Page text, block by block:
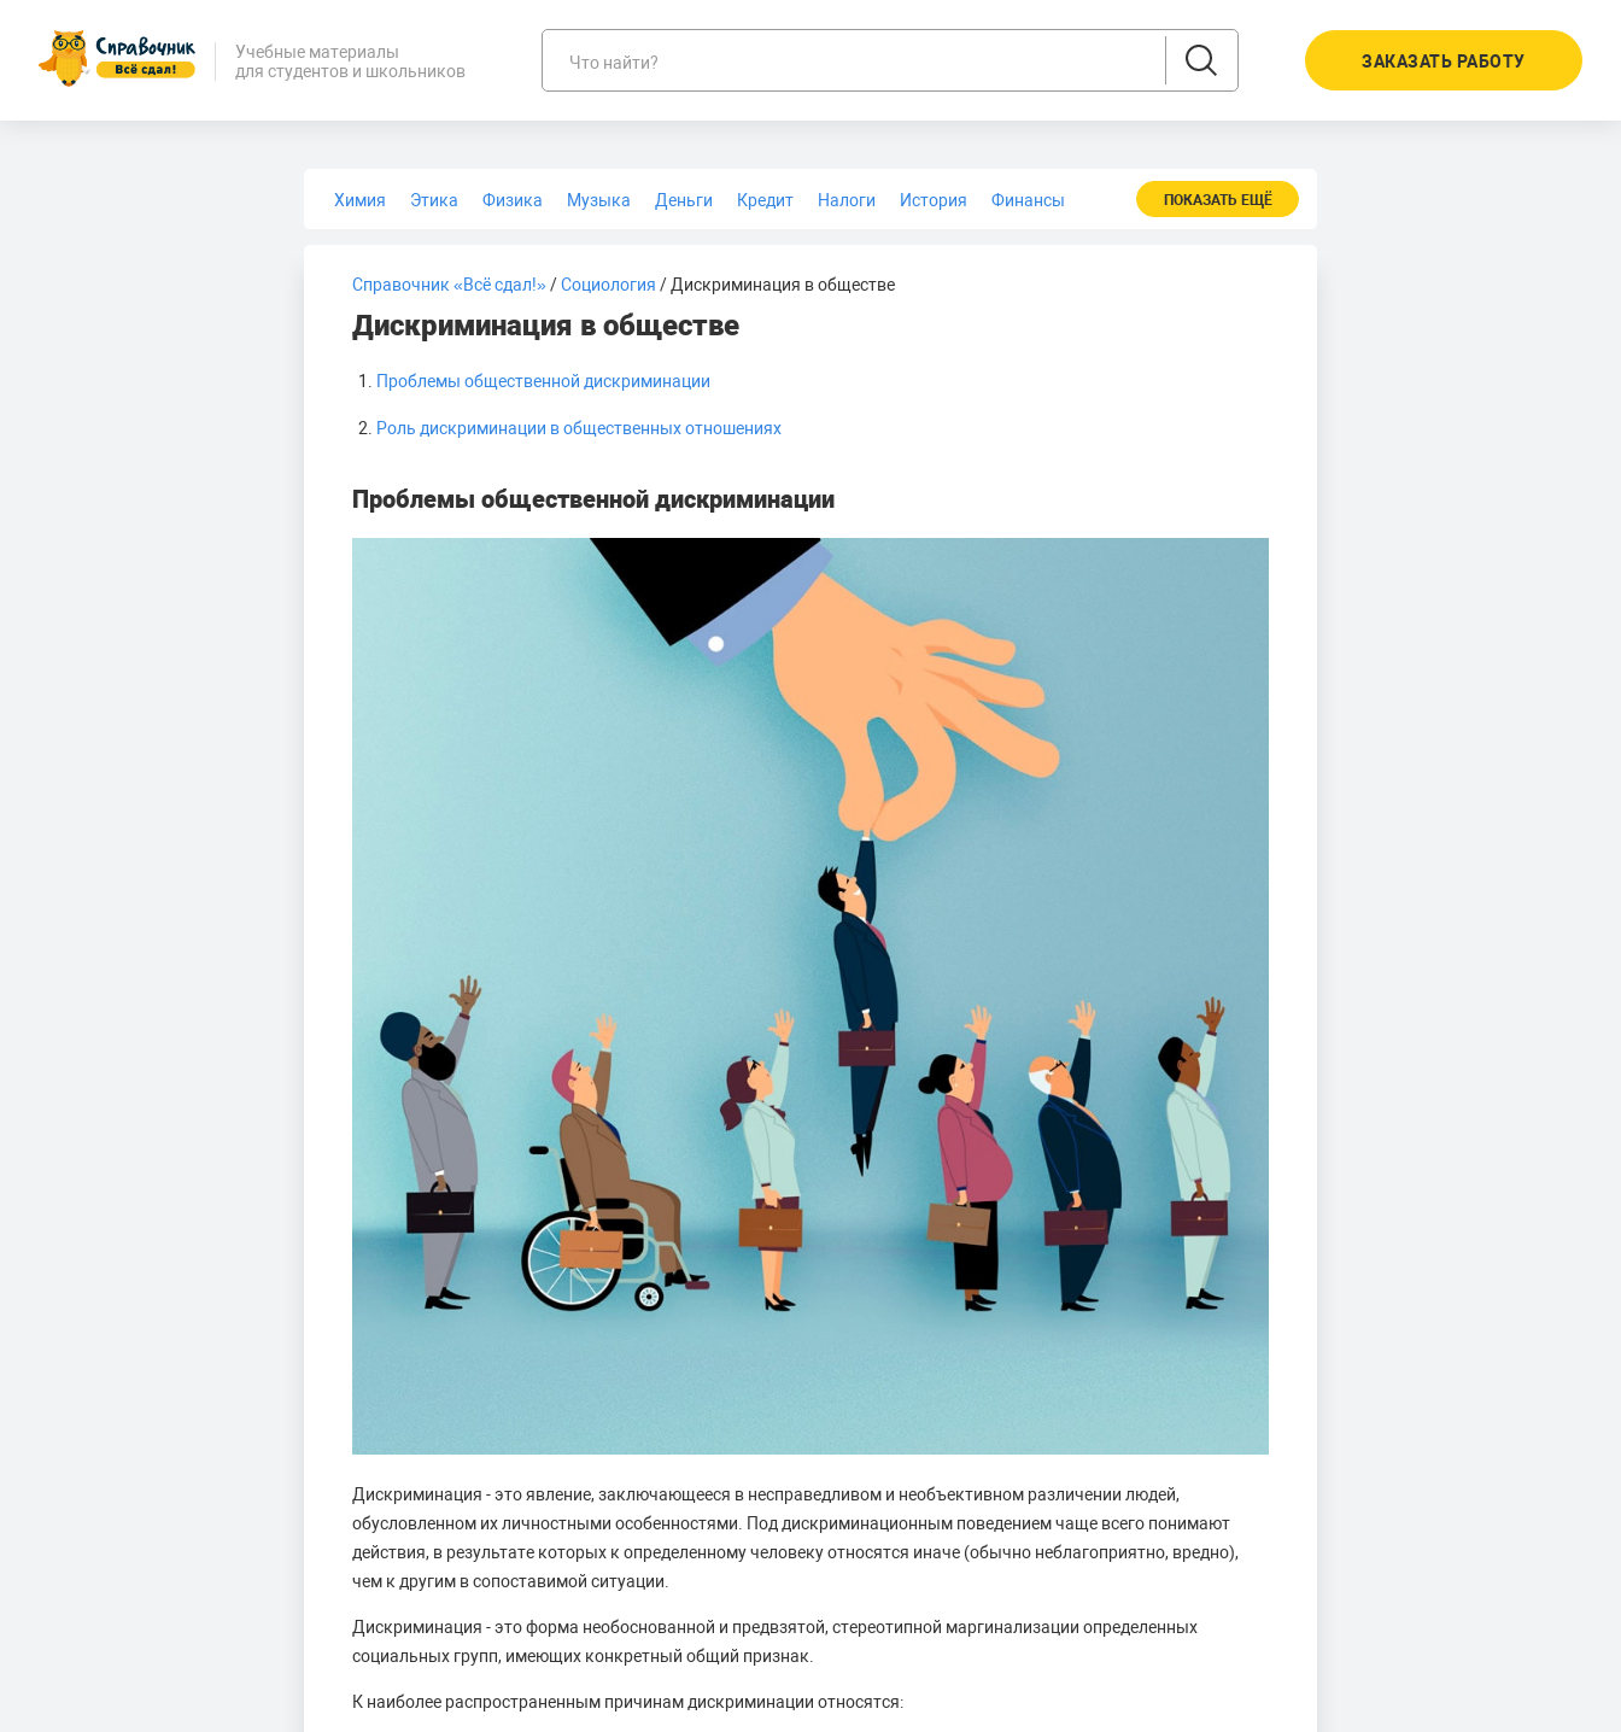
Учебные материалы
для студентов и школьников
Что найти? ЗАКАЗАТЬ РАБОТУ
Химия Этика Физика Музыка Деньги Кредит Налоги История
Финансы
ПОКАЗАТЬ ЕЩЁ
Справочник «Всё сдал!»/Социология / Дискриминация в обществе
Дискриминация в обществе
Проблемы общественной дискриминации
Роль дискриминации в общественных отношениях
Проблемы общественной дискриминации
Дискриминация - это явление, заключающееся в несправедливом и необъективном различении людей,
обусловленном их личностными особенностями. Под дискриминационным поведением чаще всего понимают
действия, в результате которых к определенному человеку относятся иначе (обычно неблагоприятно, вредно),
чем к другим в сопоставимой ситуации.
Дискриминация - это форма необоснованной и предвзятой, стереотипной маргинализации определенных
социальных групп, имеющих конкретный общий признак.
К наиболее распространенным причинам дискриминации относятся: